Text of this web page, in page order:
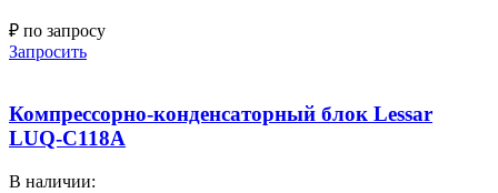
₽ по запросу
Запросить
Компрессорно-конденсаторный блок Lessar
LUQ-C118A
В наличии: